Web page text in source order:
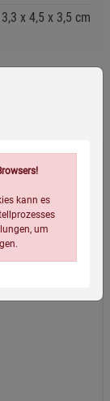
4,5 3,5 cm
kann es
um
die Gruppe